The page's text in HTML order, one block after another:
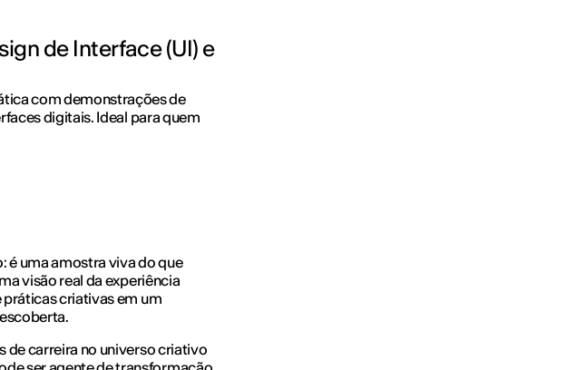
de Interface (UI) e
com demonstrações de
digitais. Ideal para quem
é uma amostra viva do que
visão real da experiência
criativas em um
de carreira no universo criativo